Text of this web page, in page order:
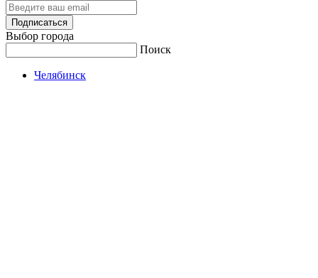
Подписаться
Выбор города
Поиск
Челябинск